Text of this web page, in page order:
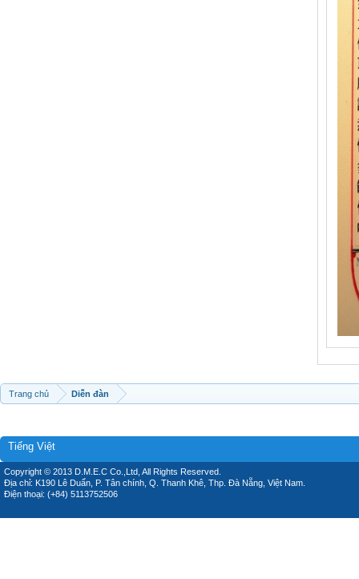
Trang chủ Diễn đàn
Tiếng Việt
Copyright © 2013 D.M.E.C Co.,Ltd, All Rights Reserved.
Địa chỉ: K190 Lê Duẩn, P. Tân chính, Q. Thanh Khê, Thp. Đà Nẵng, Việt Nam.
Điện thoại: (+84) 5113752506